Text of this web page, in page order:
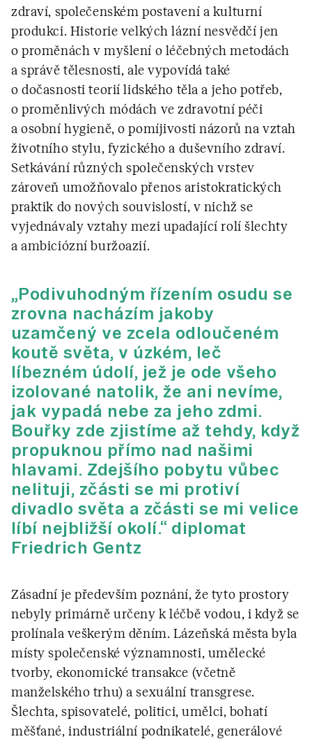
zdraví, společenském postavení a kulturní
produkci. Historie velkých lázní nesvědčí jen
o proměnách v myšlení o léčebných metodách
a správě tělesnosti, ale vypovídá také
o dočasnosti teorií lidského těla a jeho potřeb,
o proměnlivých módách ve zdravotní péči
a osobní hygieně, o pomíjivosti názorů na vztah
životního stylu, fyzického a duševního zdraví.
Setkávání různých společenských vrstev
zároveň umožňovalo přenos aristokratických
praktik do nových souvislostí, v nichž se
vyjednávaly vztahy mezi upadající rolí šlechty
a ambiciózní buržoazií.
„Podivuhodným řízením osudu se
zrovna nacházím jakoby
uzamčený ve zcela odloučeném
koutě světa, v úzkém, leč
líbezném údolí, jež je ode všeho
izolované natolik, že ani nevíme,
jak vypadá nebe za jeho zdmi.
Bouřky zde zjistíme až tehdy, když
propuknou přímo nad našimi
hlavami. Zdejšího pobytu vůbec
nelituji, zčásti se mi protiví
divadlo světa a zčásti se mi velice
líbí nejbližší okolí.“ diplomat
Friedrich Gentz
Zásadní je především poznání, že tyto prostory
nebyly primárně určeny k léčbě vodou, i když se
prolínala veškerým děním. Lázeňská města byla
místy společenské významnosti, umělecké
tvorby, ekonomické transakce (včetně
manželského trhu) a sexuální transgrese.
Šlechta, spisovatelé, politici, umělci, bohatí
měšťané, industriální podnikatelé, generálové